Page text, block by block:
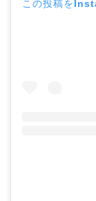
この投稿を